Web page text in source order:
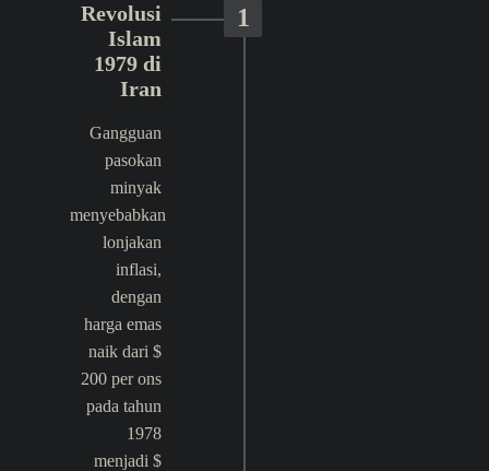
1
Revolusi
Islam
1979 di
Iran
Gangguan
pasokan
minyak
menyebabkan
lonjakan
inflasi,
dengan
harga emas
naik dari $
200 per ons
pada tahun
1978
menjadi $